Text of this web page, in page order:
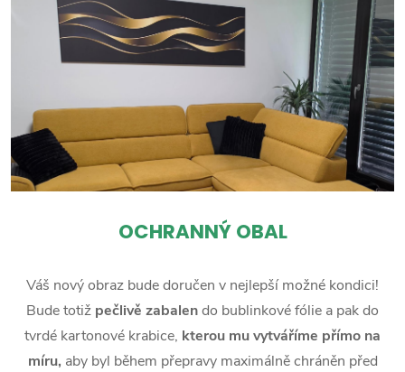
OCHRANNÝ OBAL
Váš nový obraz bude doručen v nejlepší možné kondici!
Bude totiž pečlivě zabalendo bublinkové fólie a pak do
tvrdé kartonové krabice, kterou mu vytváříme přímo na
míru, aby byl během přepravy maximálně chráněn před